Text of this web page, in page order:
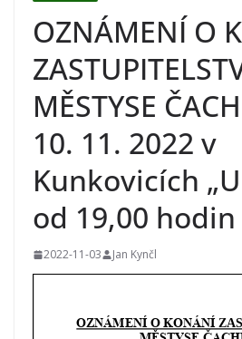
OZNÁMENÍ O
MĚSTYSE
10. 11. 2022 v
Kunkovicích
od 19,00 hodin
2022-11-03 Jan Kynčl